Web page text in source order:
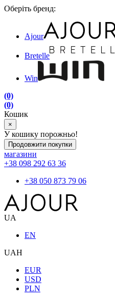
Оберіть бренд:
Ajour
Bretelle
Win
(0)
(0)
Кошик
×
У кошику порожньо!
Продовжити покупки
магазини
+38 098 292 63 36
+38 050 873 79 06
UA
EN
UAH
EUR
USD
PLN